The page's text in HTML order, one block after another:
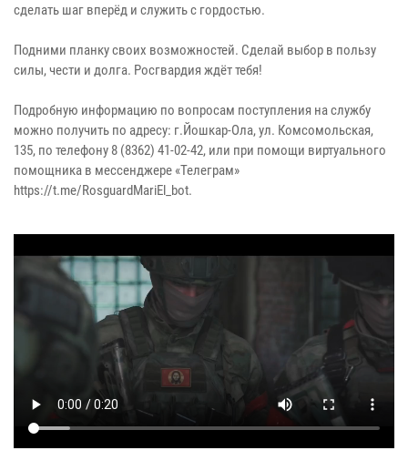
сделать шаг вперёд и служить с гордостью.
Подними планку своих возможностей. Сделай выбор в пользу
силы, чести и долга. Росгвардия ждёт тебя!
Подробную информацию по вопросам поступления на службу
можно получить по адресу: г.Йошкар-Ола, ул. Комсомольская,
135, по телефону 8 (8362) 41-02-42, или при помощи виртуального
помощника в мессенджере «Телеграм»
https://t.me/RosguardMariEl_bot.